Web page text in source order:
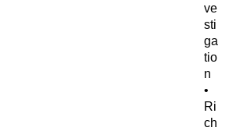
ve
sti
ga
tio
n
•
Ri
ch